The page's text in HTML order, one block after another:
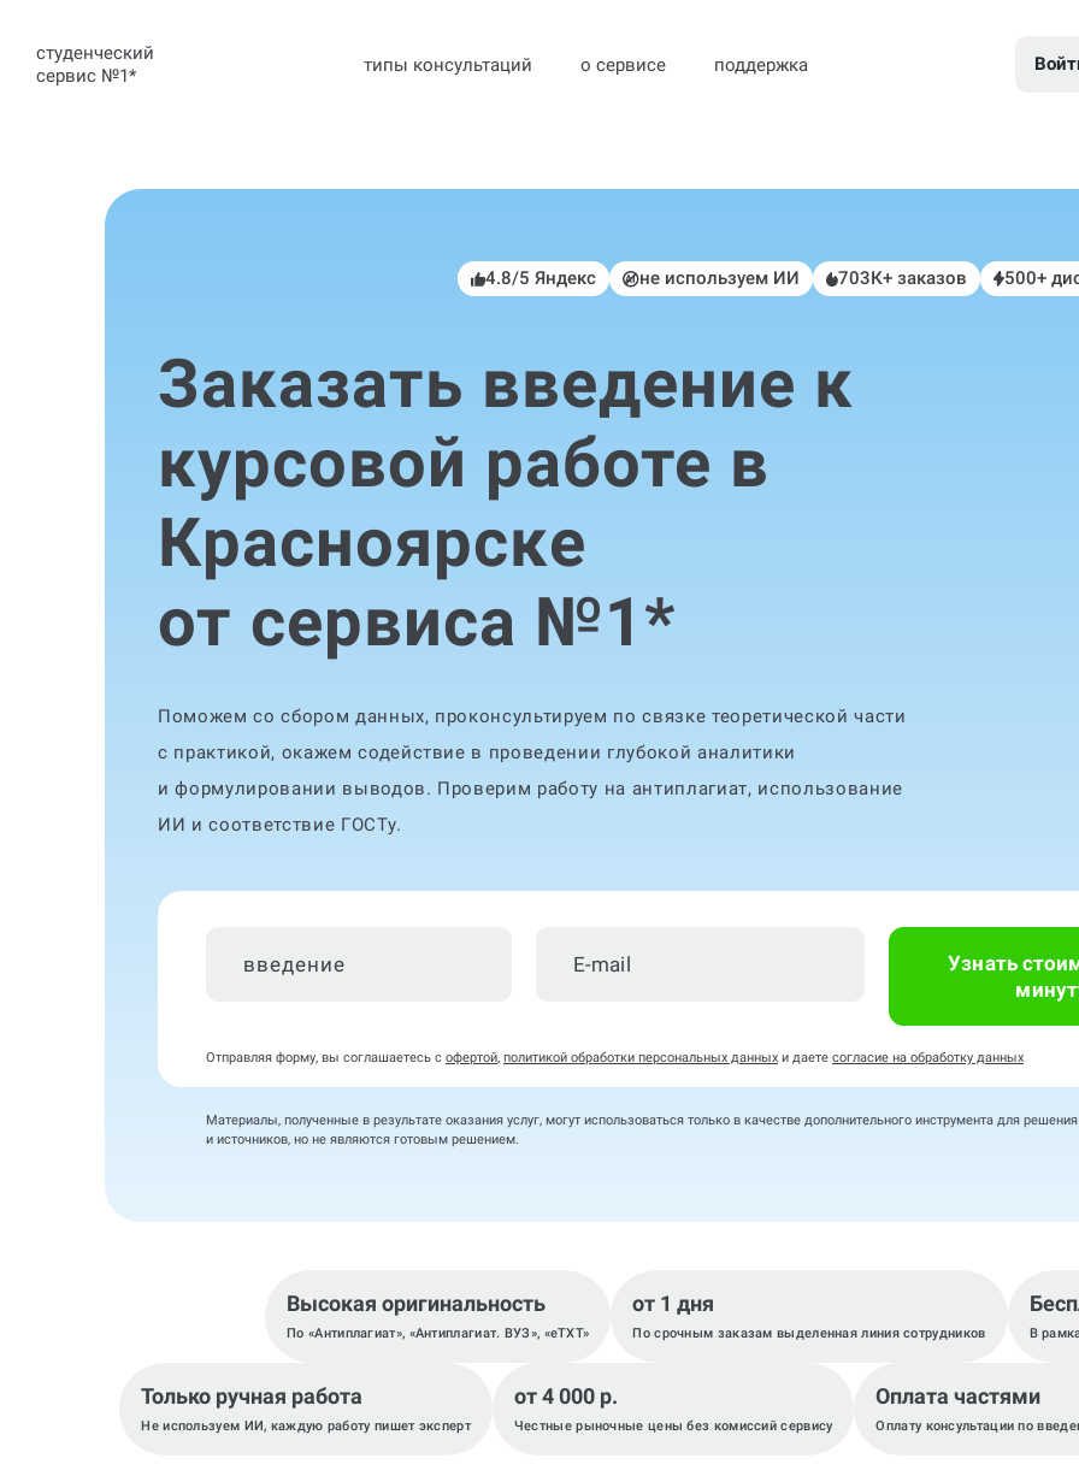
студенческий
сервис №1* типы консультаций о сервисе поддержка
4.8/5 Яндекс не используем ИИ 703К+ заказов 500+
Заказать введение к
курсовой работе в
Красноярске
от сервиса №1*
Поможем со сбором данных, проконсультируем по связке теоретической части
с практикой, окажем содействие в проведении глубокой аналитики
и формулировании выводов. Проверим работу на антиплагиат, использование
ИИ и соответствие ГОСТу.
введение
Узнать
Отправляя форму, вы соглашаетесь с офертой, политикой обработки персональных данных и даете согласие на обработку данных
Материалы, полученные в результате оказания услуг, могут использоваться только в качестве дополнительного инструмента для
и источников, но не являются готовым решением.
Высокая оригинальность
По «Антиплагиат», «Антиплагиат. ВУЗ», «eTXT»
от 1 дня
По срочным заказам выделенная линия сотрудников В
Только ручная работа
Не используем ИИ, каждую работу пишет эксперт
от 4 000 р.
Честные рыночные цены без комиссий сервису
Оплата частями
Оплату консультации по